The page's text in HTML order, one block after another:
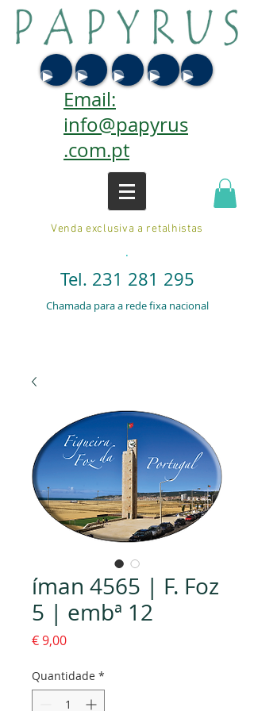
Email:
info@papyrus
.com.pt
Venda exclusiva a retalhistas
.
Tel. 231 281 295
Chamada para a rede fixa nacional
íman 4565 | F. Foz
5 | embª 12
€ 9,00Preço
Quantidade *